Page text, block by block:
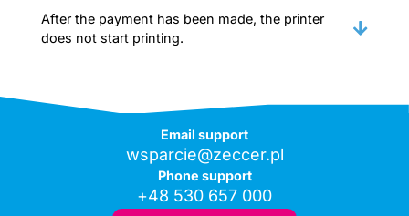
After the payment has been made, the printer
does not start printing.
Email support
wsparcie@zeccer.pl
Phone support
+48 530 657 000